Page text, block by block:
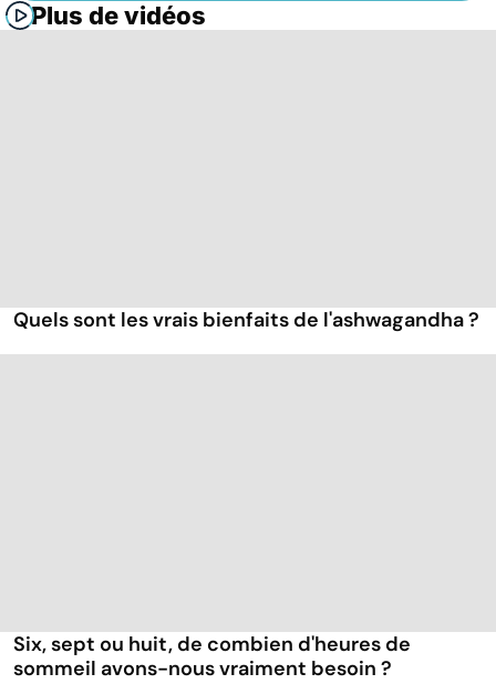
Plus de vidéos
Quels sont les vrais bienfaits de l'ashwagandha ?
Six, sept ou huit, de combien d'heures de
sommeil avons-nous vraiment besoin ?